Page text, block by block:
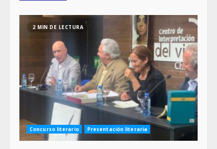
2 MIN DE LECTURA
Concurso literario Presentación literaria